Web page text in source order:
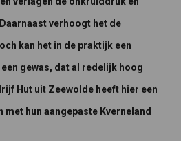
verhoogt het de
kan het in de praktijk een
gewas, dat al redelijk hoog
Hut uit Zeewolde heeft hier een
hun aangepaste Kverneland